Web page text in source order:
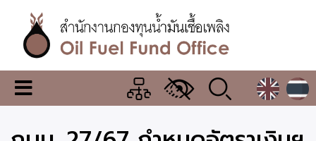
เนื้อหา
หลักสำนักงาน
กองทุน
เมนู
เปลี่ยน
แสดง